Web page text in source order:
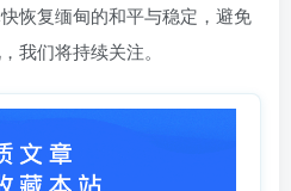
恢复缅甸的和平与稳定，避免
我们将持续关注。